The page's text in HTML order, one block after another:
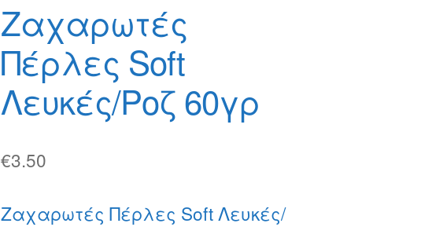
Ζαχαρωτές
Πέρλες Soft
Λευκές/Ροζ 60γρ
€3.50
Ζαχαρωτές Πέρλες Soft Λευκές/